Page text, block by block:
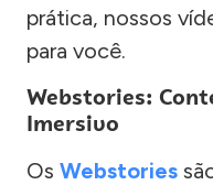
prática, nossos
para você.
Webstories:
Imersivo
Os Webstories